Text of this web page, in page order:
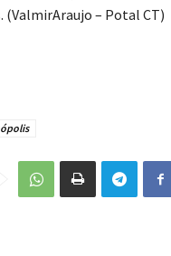
– Potal CT)